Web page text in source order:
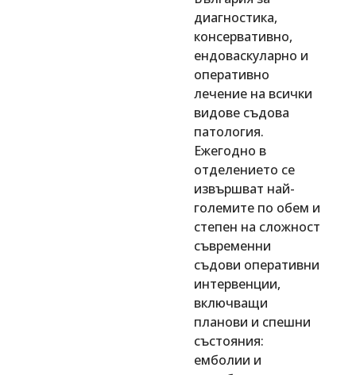
диагностика,
консервативно,
ендоваскуларно и
оперативно
лечение на всички
видове съдова
патология.
Ежегодно в
отделението се
извършват най-
големите по обем и
степен на сложност
съвременни
съдови оперативни
интервенции,
включващи
планови и спешни
състояния:
емболии и